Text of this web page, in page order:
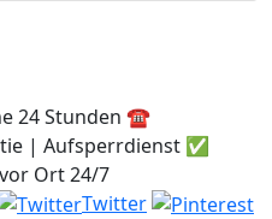
24 Stunden ☎️
| Aufsperrdienst ✅
Ort 24/7
Twitter